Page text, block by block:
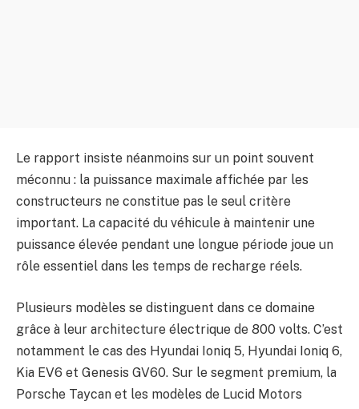
Le rapport insiste néanmoins sur un point souvent
méconnu : la puissance maximale affichée par les
constructeurs ne constitue pas le seul critère
important. La capacité du véhicule à maintenir une
puissance élevée pendant une longue période joue un
rôle essentiel dans les temps de recharge réels.
Plusieurs modèles se distinguent dans ce domaine
grâce à leur architecture électrique de 800 volts. C’est
notamment le cas des Hyundai Ioniq 5, Hyundai Ioniq 6,
Kia EV6 et Genesis GV60. Sur le segment premium, la
Porsche Taycan et les modèles de Lucid Motors